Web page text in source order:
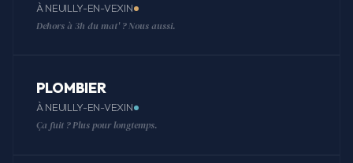
À NEUILLY-EN-VEXIN
Dehors à 3h du mat' ? Nous aussi.
PLOMBIER
À NEUILLY-EN-VEXIN
Ça fuit ? Plus pour longtemps.